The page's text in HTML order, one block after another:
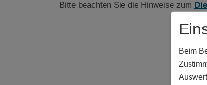
Bitte beachten Sie die Hinweise zum
Beim